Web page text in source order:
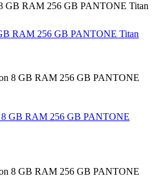
RAM 256 GB PANTONE Titan
8 GB RAM 256 GB PANTONE